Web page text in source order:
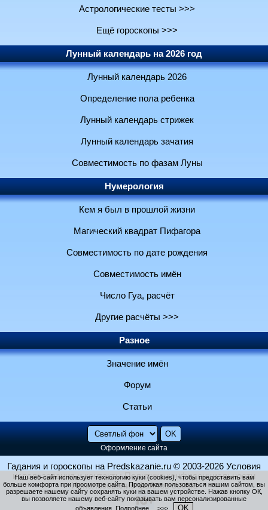
Астрологические тесты >>>
Ещё гороскопы >>>
Лунный календарь на 2026 год
Лунный календарь 2026
Определение пола ребенка
Лунный календарь стрижек
Лунный календарь зачатия
Совместимость по фазам Луны
Нумерология
Кем я был в прошлой жизни
Магический квадрат Пифагора
Совместимость по дате рождения
Совместимость имён
Число Гуа, расчёт
Другие расчёты >>>
Разное
Значение имён
Форум
Статьи
Оформление сайта
Гадания и гороскопы на Predskazanie.ru © 2003-2026 Условия
использования и контакты Политика конфиденциальности
Использование файлов cookie
Наш веб-сайт использует технологию куки (cookies), чтобы предоставить вам
больше комфорта при просмотре сайта. Продолжая пользоваться нашим сайтом, вы
разрешаете нашему сайту сохранять куки на вашем устройстве. Нажав кнопку ОК,
вы позволяете нашему веб-сайту показывать вам персонализированные
объявления. Подробнее… >>> OK